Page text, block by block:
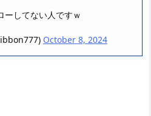
ーしてない人ですｗ
October 8, 2024